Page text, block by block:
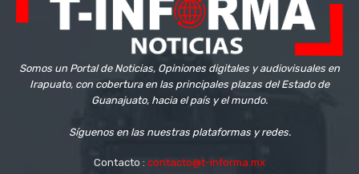
Somos un Portal de Noticias, Opiniones digitales y audiovisuales en
Irapuato, con cobertura en las principales plazas del Estado de
Guanajuato, hacia el país y el mundo.
Síguenos en las nuestras plataformas y redes.
Contacto : contacto@t-informa.mx